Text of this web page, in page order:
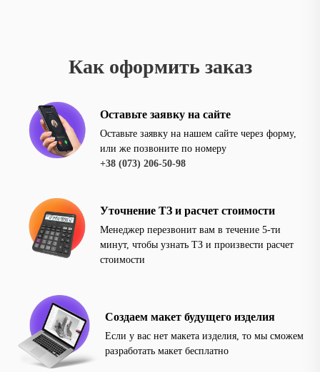
Как оформить заказ
Оставьте заявку на сайте
Оставьте заявку на нашем сайте через форму,
или же позвоните по номеру
+38 (073) 206-50-98
Уточнение ТЗ и расчет стоимости
Менеджер перезвонит вам в течение 5-ти
минут, чтобы узнать ТЗ и произвести расчет
стоимости
Создаем макет будущего изделия
Если у вас нет макета изделия, то мы сможем
разработать макет бесплатно